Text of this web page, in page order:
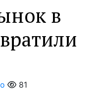
в
81